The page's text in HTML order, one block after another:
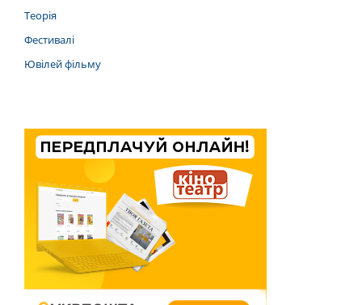
Теорія
Фестивалі
Ювілей фільму